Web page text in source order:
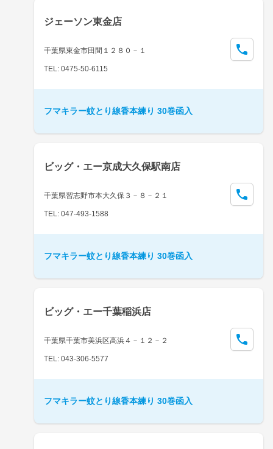
ジェーソン東金店
千葉県東金市田間１２８０－１
TEL: 0475-50-6115
フマキラー蚊とり線香本練り 30巻函入
ビッグ・エー京成大久保駅南店
千葉県習志野市本大久保３－８－２１
TEL: 047-493-1588
フマキラー蚊とり線香本練り 30巻函入
ビッグ・エー千葉稲浜店
千葉県千葉市美浜区高浜４－１２－２
TEL: 043-306-5577
フマキラー蚊とり線香本練り 30巻函入